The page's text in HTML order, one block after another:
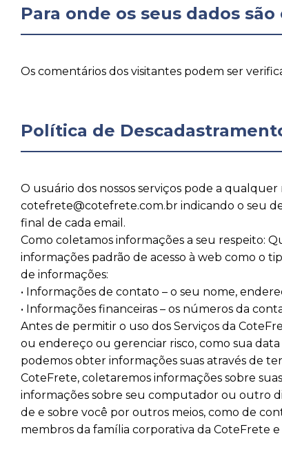
Para onde os seus dados
Os comentários dos visitantes podem ser
Política de
O usuário dos nossos serviços pode a
cotefrete@cotefrete.com.br indicando o seu
final de cada email.
Como coletamos informações a seu respeito:
informações padrão de acesso à web como o
de informações:
• Informações de contato – o seu nome,
• Informações financeiras – os números da
Antes de permitir o uso dos Serviços da
ou endereço ou gerenciar risco, como sua
podemos obter informações suas através de
CoteFrete, coletaremos informações sobre
informações sobre seu computador ou outro
de e sobre você por outros meios, como de
membros da família corporativa da CoteFrete